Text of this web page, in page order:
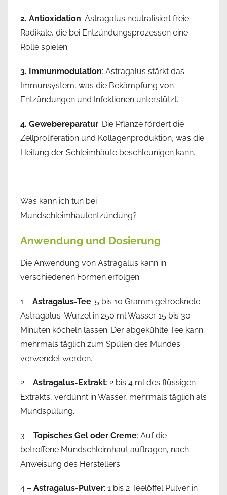
2. Antioxidation: Astragalus neutralisiert freie
Radikale, die bei Entzündungsprozessen eine
Rolle spielen.
3. Immunmodulation: Astragalus stärkt das
Immunsystem, was die Bekämpfung von
Entzündungen und Infektionen unterstützt.
4. Gewebereparatur: Die Pflanze fördert die
Zellproliferation und Kollagenproduktion, was die
Heilung der Schleimhäute beschleunigen kann.
Was kann ich tun bei
Mundschleimhautentzündung?
Anwendung und Dosierung
Die Anwendung von Astragalus kann in
verschiedenen Formen erfolgen:
1 – Astragalus-Tee: 5 bis 10 Gramm getrocknete
Astragalus-Wurzel in 250 ml Wasser 15 bis 30
Minuten köcheln lassen. Der abgekühlte Tee kann
mehrmals täglich zum Spülen des Mundes
verwendet werden.
2 – Astragalus-Extrakt: 2 bis 4 ml des flüssigen
Extrakts, verdünnt in Wasser, mehrmals täglich als
Mundspülung.
3 – Topisches Gel oder Creme: Auf die
betroffene Mundschleimhaut auftragen, nach
Anweisung des Herstellers.
4 – Astragalus-Pulver: 1 bis 2 Teelöffel Pulver in